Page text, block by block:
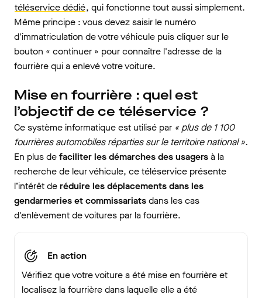
téléservice dédié, qui fonctionne tout aussi simplement.
Même principe : vous devez saisir le numéro
d'immatriculation de votre véhicule puis cliquer sur le
bouton « continuer » pour connaître l'adresse de la
fourrière qui a enlevé votre voiture.
Mise en fourrière : quel est
l’objectif de ce téléservice ?
Ce système informatique est utilisé par « plus de 1 100
fourrières automobiles réparties sur le territoire national ».
En plus defaciliter les démarches des usagersà la
recherche de leur véhicule, ce téléservice présente
l’intérêt deréduire les déplacements dans les
gendarmeries et commissariatsdans les cas
d'enlèvement de voitures par la fourrière.
En action
Vérifiez que votre voiture a été mise en fourrière et
localisez la fourrière dans laquelle elle a été